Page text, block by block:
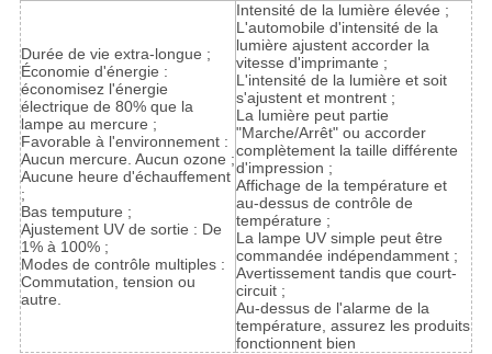
Durée de vie extra-longue ;
Économie d'énergie :
économisez l'énergie
électrique de 80% que la
lampe au mercure ;
Favorable à l'environnement :
Aucun mercure. Aucun ozone ;
Aucune heure d'échauffement
;
Bas temputure ;
Ajustement UV de sortie : De
1% à 100% ;
Modes de contrôle multiples :
Commutation, tension ou
autre.
Intensité de la lumière élevée ;
L'automobile d'intensité de la
lumière ajustent accorder la
vitesse d'imprimante ;
L'intensité de la lumière et soit
s'ajustent et montrent ;
La lumière peut partie
"Marche/Arrêt" ou accorder
complètement la taille différente
d'impression ;
Affichage de la température et
au-dessus de contrôle de
température ;
La lampe UV simple peut être
commandée indépendamment ;
Avertissement tandis que court-
circuit ;
Au-dessus de l'alarme de la
température, assurez les produits
fonctionnent bien